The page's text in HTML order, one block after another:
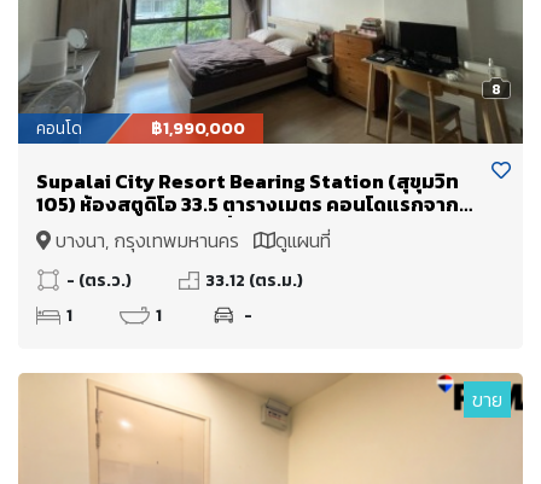
8
คอนโด ฿1,990,000
Supalai City Resort Bearing Station (สุขุมวิท
105) ห้องสตูดิโอ 33.5 ตารางเมตร คอนโดแรกจาก
ปากซอย!! ลงBTS แบริ่งถึงซอยเลย
บางนา, กรุงเทพมหานคร ดูแผนที่
- (ตร.ว.)
33.12 (ตร.ม.)
1
1 -
ขาย